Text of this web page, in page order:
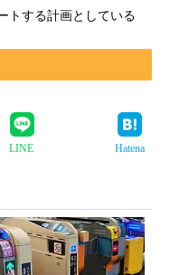
トする計画としている
LINE Hatena